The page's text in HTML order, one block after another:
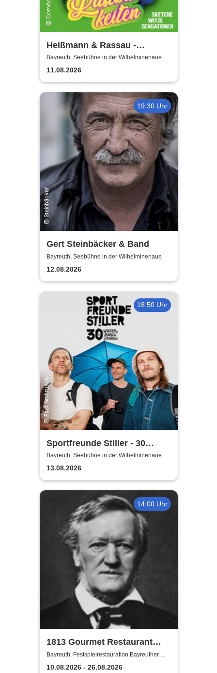
Heißmann & Rassau -
Lustbarkeiten
Bayreuth, Seebühne in der Wilhelminenaue
11.08.2026
19:30 Uhr
Gert Steinbäcker & Band
Bayreuth, Seebühne in der Wilhelminenaue
12.08.2026
18:50 Uhr
Sportfreunde Stiller - 30
wunderbaren Jahren
Bayreuth, Seebühne in der Wilhelminenaue
13.08.2026
14:00 Uhr
1813 Gourmet Restaurant
2026
Bayreuth, Festspielrestauration Bayreuther
Festspiele
10.08.2026 - 26.08.2026